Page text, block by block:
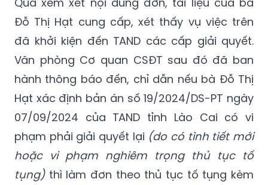
Đỗ Thị Hạt cung cấp, xét thấy vụ việc trên
đã khởi kiện đến TAND các cấp giải quyết.
Văn phòng Cơ quan CSĐT sau đó đã ban
hành thông báo đến, chỉ dẫn nếu bà Đỗ Thị
Hạt xác định bản án số 19/2024/DS-PT ngày
07/09/2024 của TAND tỉnh Lào Cai có vi
phạm phải giải quyết lại (do có tình tiết mới
hoặc vi phạm nghiêm trọng thủ tục tố
tụng) thì làm đơn theo thủ tục tố tụng kèm